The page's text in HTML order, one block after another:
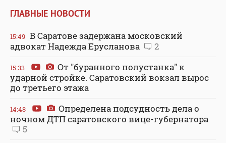
ГЛАВНЫЕ НОВОСТИ
15:49 В Саратове задержана московский
адвокат Надежда Ерусланова
2
15:33
От "буранного полустанка" к
ударной стройке. Саратовский вокзал вырос
до третьего этажа
14:48
Определена подсудность дела о
ночном ДТП саратовского вице-губернатора
5